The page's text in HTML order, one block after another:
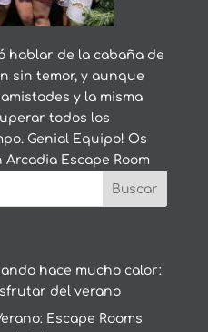
hablar de la cabaña de
sin temor, y aunque
y la misma
todos los
Genial Equipo! Os
Escape Room
hace mucho calor:
del verano
Escape Rooms